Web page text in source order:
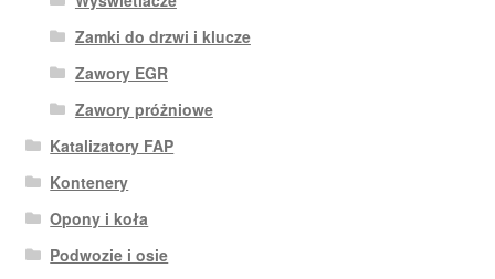
Zamki do drzwi i klucze
Zawory EGR
Zawory próżniowe
Katalizatory FAP
Kontenery
Opony i koła
Podwozie i osie